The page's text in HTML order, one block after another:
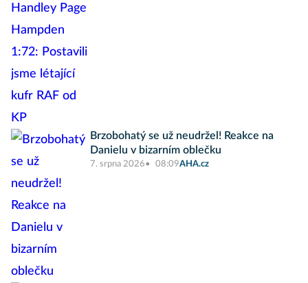
Brzobohatý se už neudržel! Reakce na
Danielu v bizarním oblečku
7. srpna 2026 08:09AHA.cz